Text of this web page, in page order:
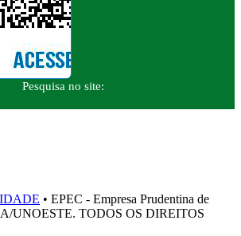
Pesquisa no site:
• EPEC - Empresa Prudentina de
UNOESTE. TODOS OS DIREITOS